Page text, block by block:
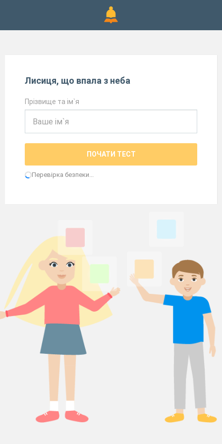
Лисиця, що впала з неба
Прізвище та ім`я
ПОЧАТИ ТЕСТ
Перевірка безпеки...